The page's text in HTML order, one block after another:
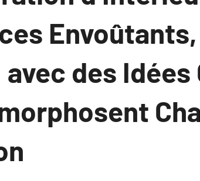
avec des